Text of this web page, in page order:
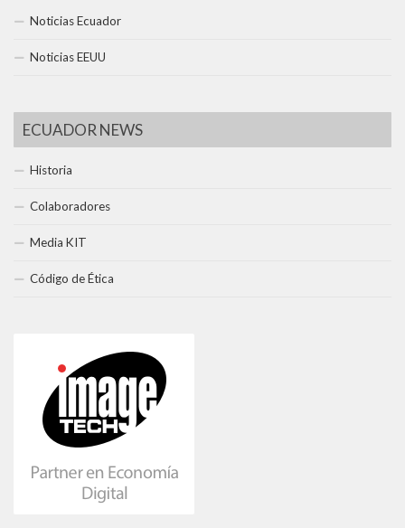
Noticias Ecuador
Noticias EEUU
ECUADOR NEWS
Historia
Colaboradores
Media KIT
Código de Ética